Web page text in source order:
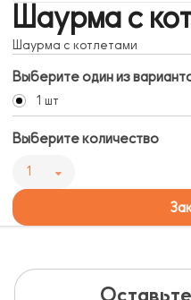
Шаурма с
Шаурма с котлетами
Выберите один из
1 шт
Выберите количество
1